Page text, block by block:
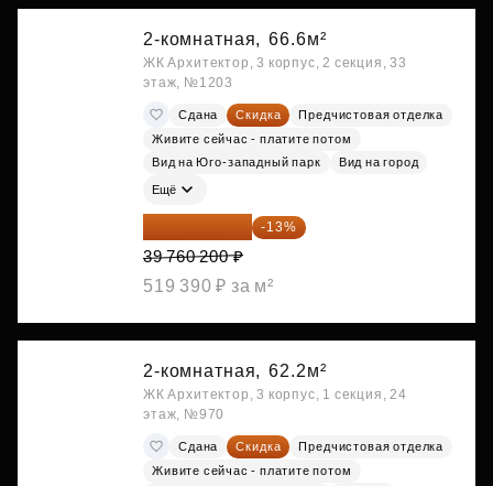
2-комнатная, 66.6м²
ЖК Архитектор, 3 корпус, 2 секция, 33
этаж, №1203
Сдана Скидка
Предчистовая отделка
Живите сейчас - платите потом
Вид на Юго-западный парк
Вид на город
Ещё
34 591 374 ₽ -13%
39 760 200 ₽
519 390 ₽ за м²
2-комнатная, 62.2м²
ЖК Архитектор, 3 корпус, 1 секция, 24
этаж, №970
Сдана Скидка
Предчистовая отделка
Живите сейчас - платите потом